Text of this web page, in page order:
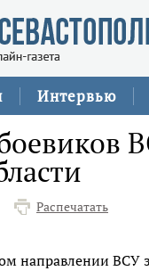
Интервью
Распечатать
направлении ВСУ